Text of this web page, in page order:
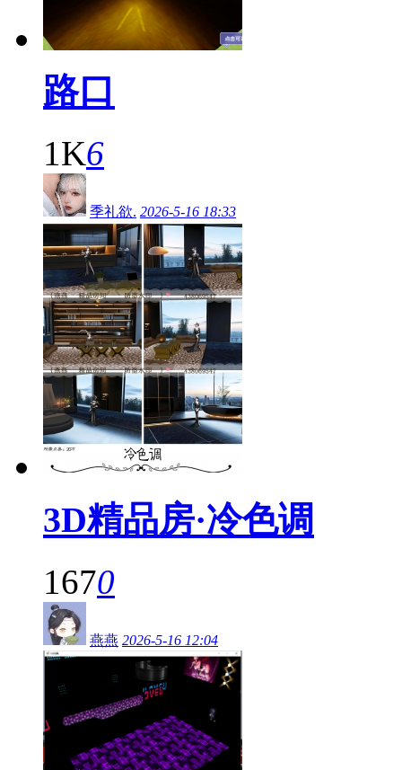
路口
1K6
季礼欲. 2026-5-16 18:33
3D精品房·冷色调
1670
燕燕 2026-5-16 12:04